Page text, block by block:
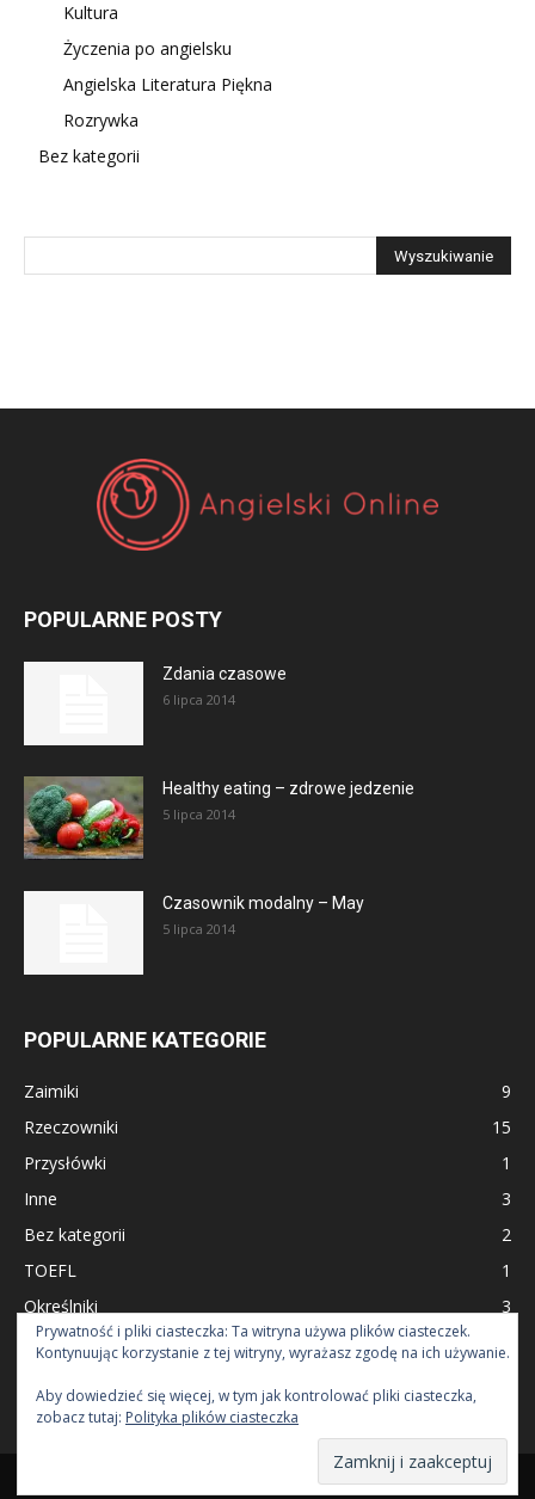
Kultura
Życzenia po angielsku
Angielska Literatura Piękna
Rozrywka
Bez kategorii
POPULARNE POSTY
Zdania czasowe
6 lipca 2014
Healthy eating – zdrowe jedzenie
5 lipca 2014
Czasownik modalny – May
5 lipca 2014
POPULARNE KATEGORIE
Zaimiki
9
Rzeczowniki
15
Przysłówki
1
Inne
3
Bez kategorii
2
TOEFL
1
Określniki
3
English in Use
23
© Copyright angielski-online.pl Wszelkie prawa zastrzeżone.
Prywatność i pliki ciasteczka: Ta witryna używa plików ciasteczek.
Kontynuując korzystanie z tej witryny, wyrażasz zgodę na ich używanie.
Aby dowiedzieć się więcej, w tym jak kontrolować pliki ciasteczka,
zobacz tutaj: Polityka plików ciasteczka